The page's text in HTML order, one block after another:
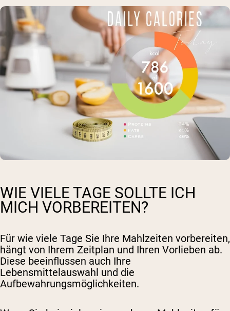
WIE VIELE TAGE SOLLTE ICH
MICH VORBEREITEN?
Für wie viele Tage Sie Ihre Mahlzeiten vorbereiten,
hängt von Ihrem Zeitplan und Ihren Vorlieben ab.
Diese beeinflussen auch Ihre
Lebensmittelauswahl und die
Aufbewahrungsmöglichkeiten.